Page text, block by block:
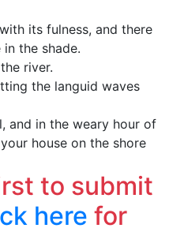
its fulness, and there
the shade.
river.
the languid waves
and in the weary hour of
house on the shore
to submit
here for